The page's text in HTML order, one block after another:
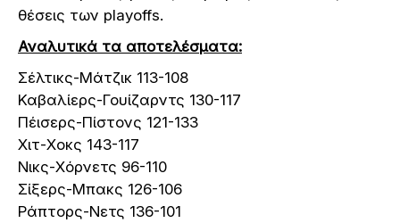
θέσεις των playoffs.
Αναλυτικά τα αποτελέσματα:
Σέλτικς-Μάτζικ 113-108
Καβαλίερς-Γουίζαρντς 130-117
Πέισερς-Πίστονς 121-133
Χιτ-Χοκς 143-117
Νικς-Χόρνετς 96-110
Σίξερς-Μπακς 126-106
Ράπτορς-Νετς 136-101